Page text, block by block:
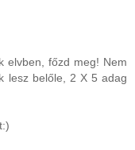
elvben, főzd meg! Nem
lesz belőle, 2 X 5 adag